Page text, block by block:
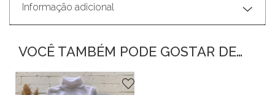
Informação adicional
VOCÊ TAMBÉM PODE GOSTAR DE…